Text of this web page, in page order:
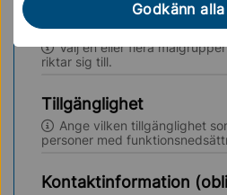
Godkänn
Målgrupp (obligatorisk)
Välj en eller flera
riktar sig till.
Tillgänglighet
Ange vilken tillgänglighet
personer med
Kontaktinformation